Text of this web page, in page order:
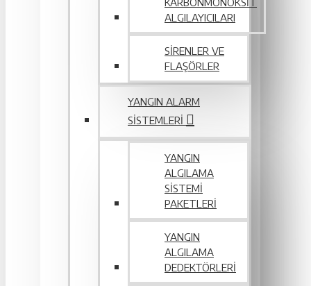
ALGILAYICILARI
SIRENLER VE
FLAŞÖRLER
YANGIN ALARM
SISTEMLERI
YANGIN
ALGILAMA
SISTEMI
PAKETLERI
YANGIN
ALGILAMA
DEDEKTÖRLERI